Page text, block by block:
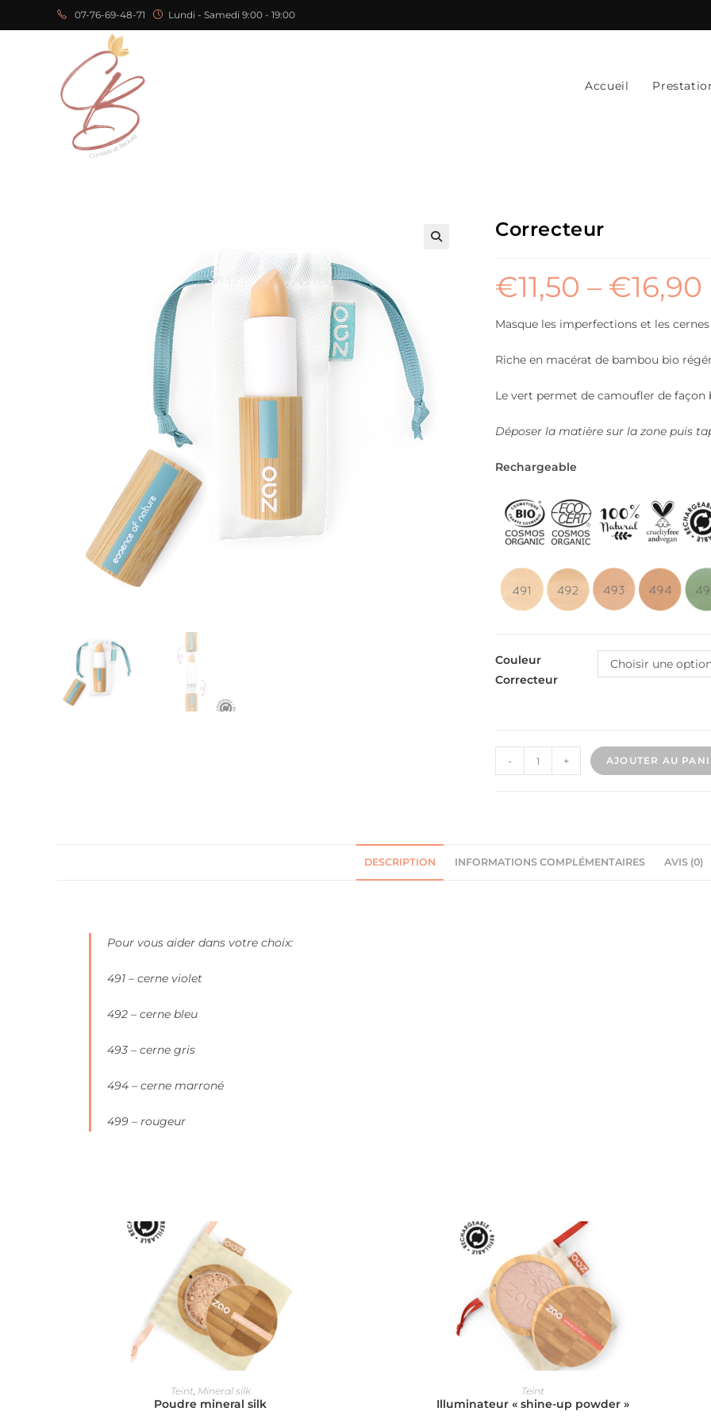
07-76-69-48-71 Lundi - Samedi 9:00 - 19:00
Accueil
Correcteur
€11,50 – €16,90
Masque les imperfections et les
Riche en macérat de bambou bio
Le vert permet de camoufler de façon
Déposer la matière sur la zone puis
Rechargeable
Couleur
Correcteur
Choisir une
- + AJOUTER AU
DESCRIPTION INFORMATIONS COMPLÉMENTAIRES AVIS (0)
Pour vous aider dans votre choix:
491 – cerne violet
492 – cerne bleu
493 – cerne gris
494 – cerne marroné
499 – rougeur
CHOIX DES OPTIONS
Teint, Mineral silk
Poudre mineral silk
CHOIX DES OPTIONS
Teint
Illuminateur « shine-up powder »